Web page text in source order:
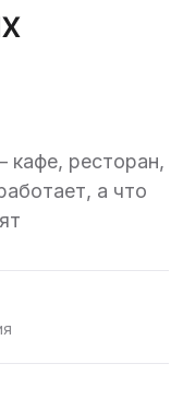
кафе, ресторан,
а что